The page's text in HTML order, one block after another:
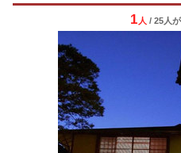
1 人 / 25人が